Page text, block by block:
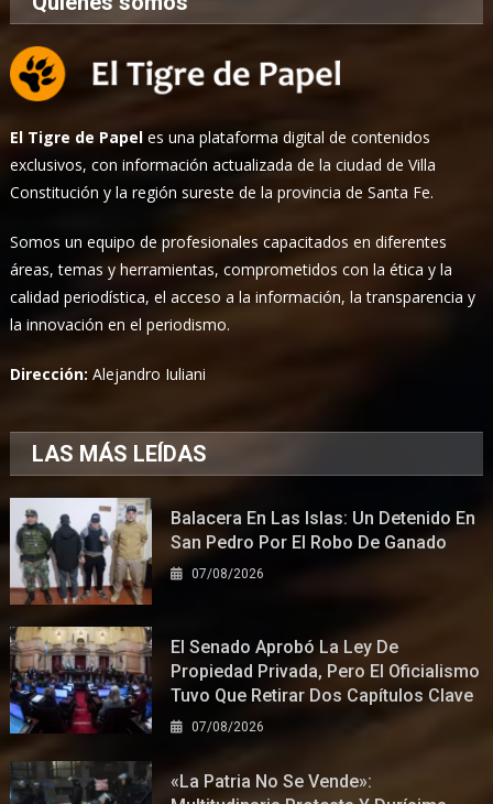
El Tigre de Papel es una plataforma digital de contenidos
exclusivos, con información actualizada de la ciudad de Villa
Constitución y la región sureste de la provincia de Santa Fe.
Somos un equipo de profesionales capacitados en diferentes
áreas, temas y herramientas, comprometidos con la ética y la
calidad periodística, el acceso a la información, la transparencia y
la innovación en el periodismo.
Dirección:Alejandro Iuliani
LAS MÁS LEÍDAS
Balacera En Las Islas: Un Detenido En
San Pedro Por El Robo De Ganado
07/08/2026
El Senado Aprobó La Ley De
Propiedad Privada, Pero El Oficialismo
Tuvo Que Retirar Dos Capítulos Clave
07/08/2026
«La Patria No Se Vende»: